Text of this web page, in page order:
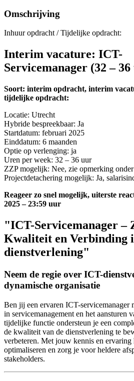
Omschrijving
Inhuur opdracht / Tijdelijke opdracht:
Interim vacature: ICT-
Servicemanager (32 –
Soort: interim opdracht, interim
tijdelijke opdracht:
Locatie: Utrecht
Hybride bespreekbaar: Ja
Startdatum: februari 2025
Einddatum: 6 maanden
Optie op verlenging: ja
Uren per week: 32 – 36 uur
ZZP mogelijk: Nee, zie opmerking onder
Projectdetachering mogelijk: Ja,
Reageer zo snel mogelijk, uiterste
2025 – 23:59 uur
"ICT-Servicemanager –
Kwaliteit en Verbinding
dienstverlening"
Neem de regie over ICT-
dynamische organisatie
Ben jij een ervaren ICT-servicemanager
in servicemanagement en het aansturen
tijdelijke functie ondersteun je een
de kwaliteit van de dienstverlening te
verbeteren. Met jouw kennis en ervaring
optimaliseren en zorg je voor heldere
stakeholders.